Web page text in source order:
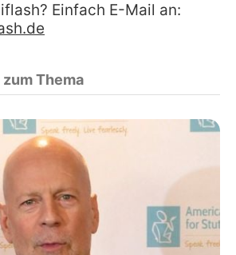
Einfach E-Mail an:
Thema